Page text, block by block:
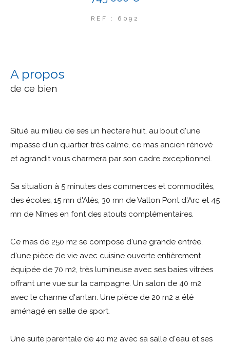
REF : 6092
a propos
de ce bien
Situé au milieu de ses un hectare huit, au bout d'une
impasse d'un quartier très calme, ce mas ancien rénové
et agrandit vous charmera par son cadre exceptionnel.
Sa situation à 5 minutes des commerces et commodités,
des écoles, 15 mn d'Alès, 30 mn de Vallon Pont d'Arc et 45
mn de Nîmes en font des atouts complémentaires.
Ce mas de 250 m2 se compose d'une grande entrée,
d'une pièce de vie avec cuisine ouverte entièrement
équipée de 70 m2, très lumineuse avec ses baies vitrées
offrant une vue sur la campagne. Un salon de 40 m2
avec le charme d'antan. Une pièce de 20 m2 a été
aménagé en salle de sport.
Une suite parentale de 40 m2 avec sa salle d'eau et ses